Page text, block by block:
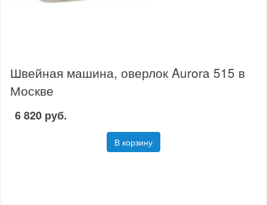
Швейная машина, оверлок Aurora 515 в
Москве
6 820 руб.
В корзину